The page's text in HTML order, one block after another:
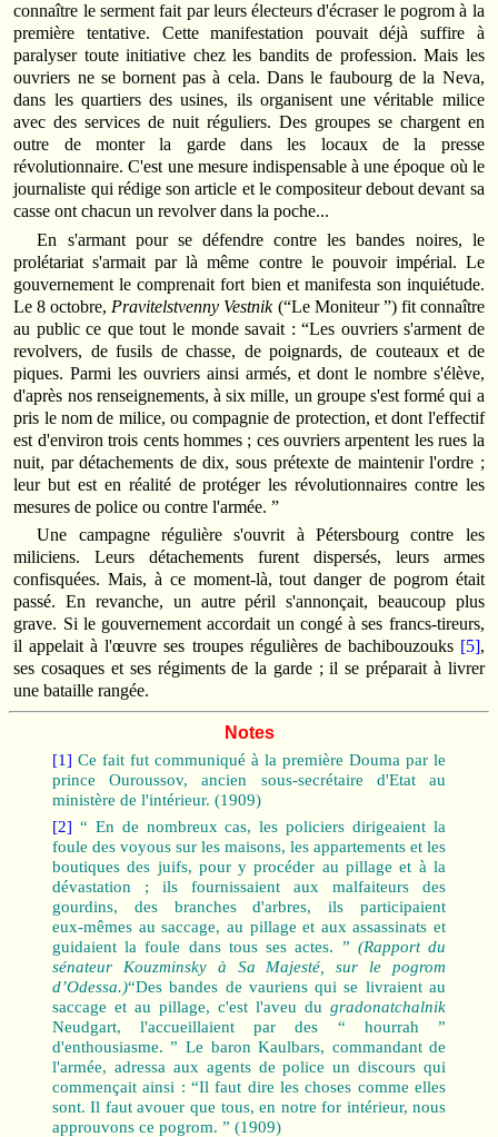
connaître le serment fait par leurs électeurs d'écraser le pogrom à la
première tentative. Cette manifestation pouvait déjà suffire à
paralyser toute initiative chez les bandits de profession. Mais les
ouvriers ne se bornent pas à cela. Dans le faubourg de la Neva,
dans les quartiers des usines, ils organisent une véritable milice
avec des services de nuit réguliers. Des groupes se chargent en
outre de monter la garde dans les locaux de la presse
révolutionnaire. C'est une mesure indispensable à une époque où le
journaliste qui rédige son article et le compositeur debout devant sa
casse ont chacun un revolver dans la poche...
En s'armant pour se défendre contre les bandes noires, le
prolétariat s'armait par là même contre le pouvoir impérial. Le
gouvernement le comprenait fort bien et manifesta son inquiétude.
Le 8 octobre, Pravitelstvenny Vestnik(“Le Moniteur ”) fit connaître
au public ce que tout le monde savait : “Les ouvriers s'arment de
revolvers, de fusils de chasse, de poignards, de couteaux et de
piques. Parmi les ouvriers ainsi armés, et dont le nombre s'élève,
d'après nos renseignements, à six mille, un groupe s'est formé qui a
pris le nom de milice, ou compagnie de protection, et dont l'effectif
est d'environ trois cents hommes ; ces ouvriers arpentent les rues la
nuit, par détachements de dix, sous prétexte de maintenir l'ordre ;
leur but est en réalité de protéger les révolutionnaires contre les
mesures de police ou contre l'armée. ”
Une campagne régulière s'ouvrit à Pétersbourg contre les
miliciens. Leurs détachements furent dispersés, leurs armes
confisquées. Mais, à ce moment‑là, tout danger de pogrom était
passé. En revanche, un autre péril s'annonçait, beaucoup plus
grave. Si le gouvernement accordait un congé à ses francs-tireurs,
il appelait à l'œuvre ses troupes régulières de bachibouzouks [5],
ses cosaques et ses régiments de la garde ; il se préparait à livrer
une bataille rangée.
Notes
[1] Ce fait fut communiqué à la première Douma par le
prince Ourous­sov, ancien sous‑secrétaire d'Etat au
ministère de l'intérieur. (1909)
[2] “ En de nombreux cas, les policiers dirigeaient la
foule des voyous sur les maisons, les appartements et les
boutiques des juifs, pour y procéder au pillage et à la
dévastation ; ils fournissaient aux malfaiteurs des
gourdins, des branches d'arbres, ils participaient
eux‑mêmes au saccage, au pillage et aux assassinats et
guidaient la foule dans tous ses actes. ” (Rapport du
sénateur Kouzminsky à Sa Majesté, sur le pogrom
d’Odessa.)“Des bandes de vauriens qui se livraient au
saccage et au pillage, c'est l'aveu dugradonatchalnik
Neudgart, l'accueillaient par des “ hourrah ”
d'enthousiasme. ” Le baron Kaulbars, commandant de
l'armée, adressa aux agents de police un discours qui
commençait ainsi : “Il faut dire les choses comme elles
sont. Il faut avouer que tous, en notre for intérieur, nous
approuvons ce pogrom. ” (1909)